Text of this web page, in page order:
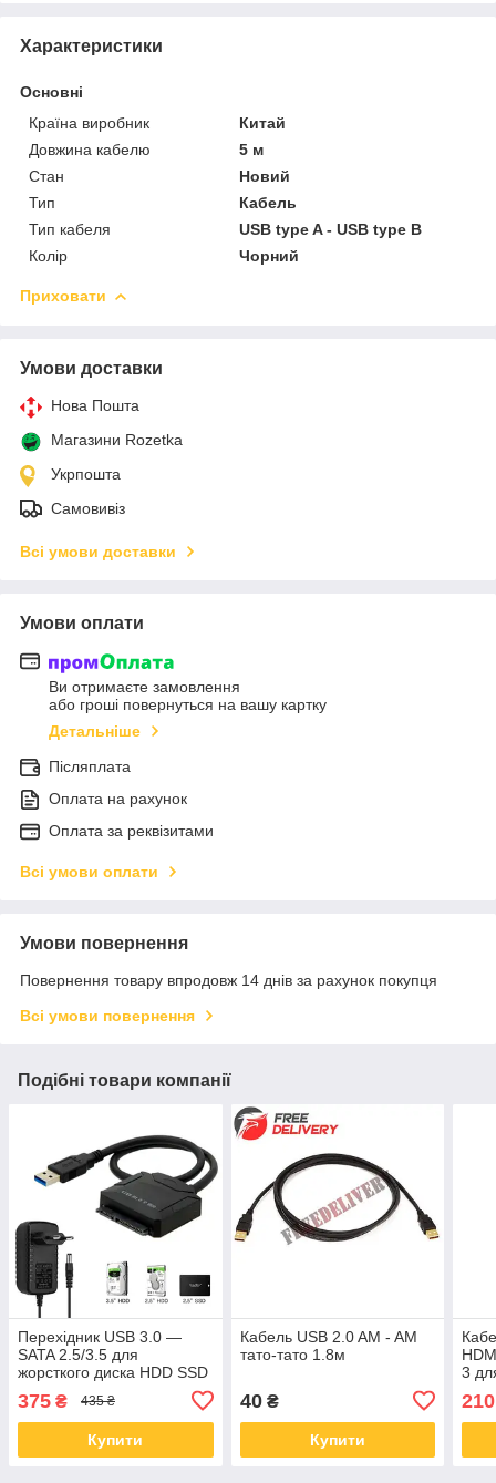
Характеристики
Основні
Країна виробник
Китай
Довжина кабелю
5 м
Стан
Новий
Тип
Кабель
Тип кабеля
USB type A - USB type B
Колір
Чорний
Приховати
Умови доставки
Нова Пошта
Магазини Rozetka
Укрпошта
Самовивіз
Всі умови доставки
Умови оплати
Ви отримаєте замовлення
або гроші повернуться на вашу картку
Детальніше
Післяплата
Оплата на рахунок
Оплата за реквізитами
Всі умови оплати
Умови повернення
Повернення товару впродовж 14 днів за рахунок покупця
Всі умови повернення
Подібні товари компанії
Перехідник USB 3.0 —
SATA 2.5/3.5 для
жорсткого диска HDD SSD
375 ₴ 435 ₴
Купити
Кабель USB 2.0 AM - AM
тато-тато 1.8м
40₴
Купити
3
210